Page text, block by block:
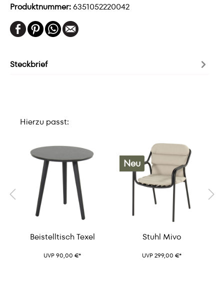
Produktnummer:6351052220042
Steckbrief
Hierzu passt:
Beistelltisch Texel
UVP 90,00 €*
Neu
Stuhl Mivo
UVP 299,00 €*